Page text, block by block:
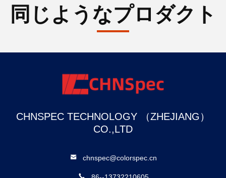
同じようなプロダクト
CHNSPEC TECHNOLOGY （ZHEJIANG）
CO.,LTD
chnspec@colorspec.cn